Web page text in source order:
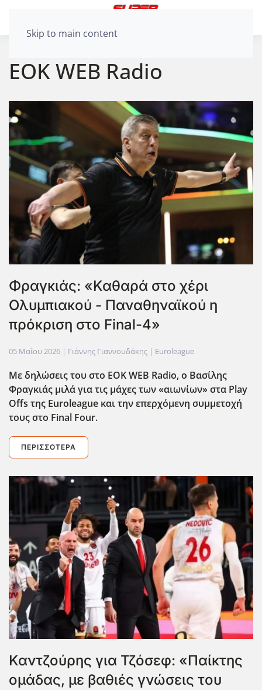
Skip to main content
ΕΟΚ WEB Radio
Φραγκιάς: «Καθαρά στο χέρι
Ολυμπιακού - Παναθηναϊκού η
πρόκριση στο Final-4»
05 Μαΐου 2026 | Γιάννης Γιαννουδάκης | Euroleague
Με δηλώσεις του στο EOKWEB Radio, ο Βασίλης
Φραγκιάς μιλά για τις μάχες των «αιωνίων» στα Play
Offs της Euroleague και την επερχόμενη συμμετοχή
τους στο Final Four.
ΠΕΡΙΣΣΌΤΕΡΑ
Καντζούρης για Τζόσεφ: «Παίκτης
ομάδας, με βαθιές γνώσεις του